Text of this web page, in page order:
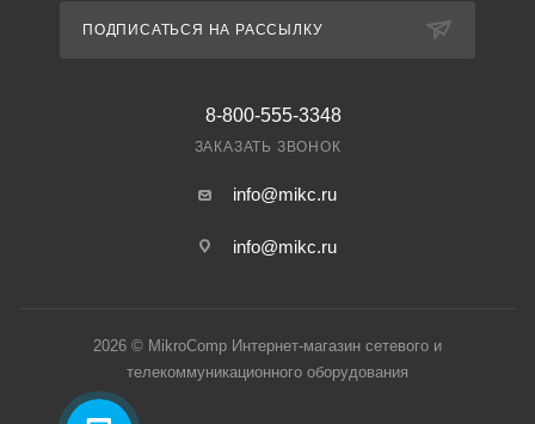
ПОДПИСАТЬСЯ НА РАССЫЛКУ
8-800-555-3348
ЗАКАЗАТЬ ЗВОНОК
info@mikc.ru
info@mikc.ru
2026 © MikroComp Интернет-магазин сетевого и
телекоммуникационного оборудования